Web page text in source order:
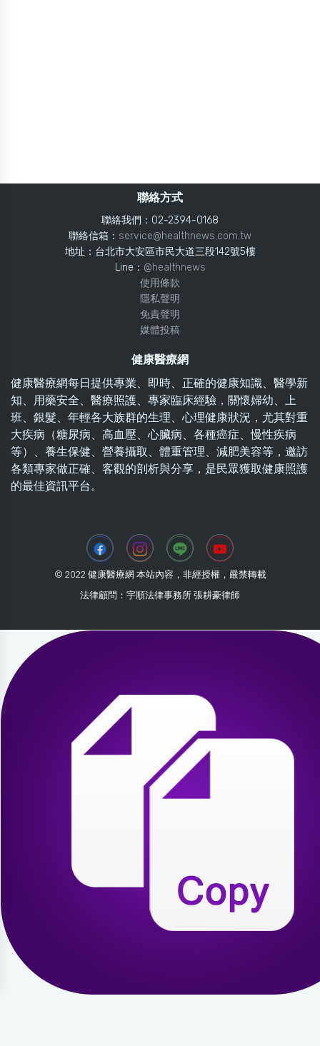
聯絡方式
聯絡我們：02-2394-0168
聯絡信箱： service@healthnews.com.tw
地址：台北市大安區市民大道三段142號5樓
Line： @healthnews
使用條款
隱私聲明
免責聲明
媒體投稿
健康醫療網
健康醫療網每日提供專業、即時、正確的健康知識、醫學新
知、用藥安全、醫療照護、專家臨床經驗，關懷婦幼、上
班、銀髮、年輕各大族群的生理、心理健康狀況，尤其對重
大疾病（糖尿病、高血壓、心臟病、各種癌症、慢性疾病
等）、養生保健、營養攝取、體重管理、減肥美容等，邀訪
各類專家做正確、客觀的剖析與分享，是民眾獲取健康照護
的最佳資訊平台。
© 2022 健康醫療網 本站內容，非經授權，嚴禁轉載
法律顧問：宇順法律事務所 張耕豪律師